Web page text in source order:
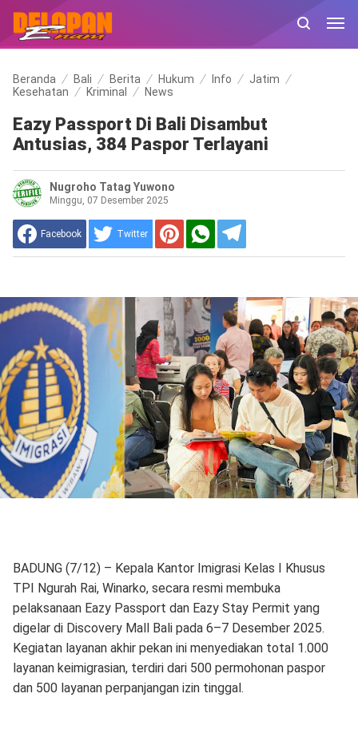
Beranda Bali Berita Hukum Info
Jatim
Kesehatan
Kriminal News
Eazy Passport Di Bali Disambut
Antusias, 384 Paspor Terlayani
Nugroho Tatag Yuwono
Minggu, 07 Desember 2025
Facebook Twitter
BADUNG (7/12) – Kepala Kantor Imigrasi Kelas I Khusus
TPI Ngurah Rai, Winarko, secara resmi membuka
pelaksanaan Eazy Passport dan Eazy Stay Permit yang
digelar di Discovery Mall Bali pada 6–7 Desember 2025.
Kegiatan layanan akhir pekan ini menyediakan total 1.000
layanan keimigrasian, terdiri dari 500 permohonan paspor
dan 500 layanan perpanjangan izin tinggal.